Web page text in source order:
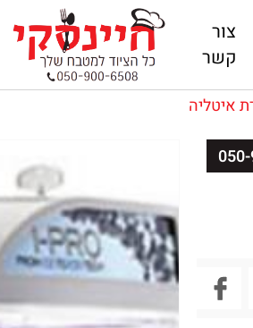
צור
קשר